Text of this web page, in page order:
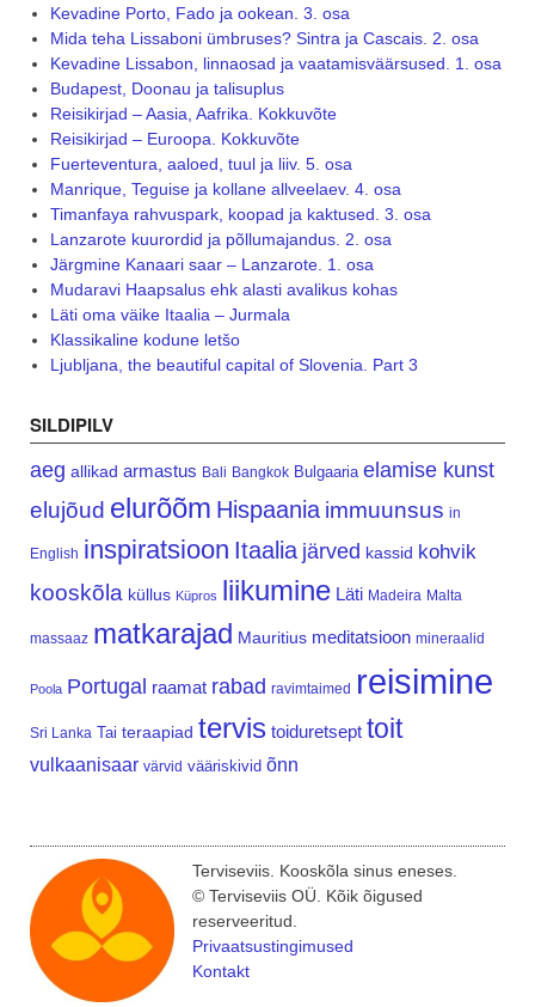
Kevadine Porto, Fado ja ookean. 3. osa
Mida teha Lissaboni ümbruses? Sintra ja Cascais. 2. osa
Kevadine Lissabon, linnaosad ja vaatamisväärsused. 1. osa
Budapest, Doonau ja talisuplus
Reisikirjad – Aasia, Aafrika. Kokkuvõte
Reisikirjad – Euroopa. Kokkuvõte
Fuerteventura, aaloed, tuul ja liiv. 5. osa
Manrique, Teguise ja kollane allveelaev. 4. osa
Timanfaya rahvuspark, koopad ja kaktused. 3. osa
Lanzarote kuurordid ja põllumajandus. 2. osa
Järgmine Kanaari saar – Lanzarote. 1. osa
Mudaravi Haapsalus ehk alasti avalikus kohas
Läti oma väike Itaalia – Jurmala
Klassikaline kodune letšo
Ljubljana, the beautiful capital of Slovenia. Part 3
SILDIPILV
aeg allikad armastus Bali Bangkok Bulgaaria elamise kunst
elujõud elurõõm Hispaania immuunsus in
English inspiratsioon Itaalia järved kassid kohvik
kooskõla küllus Küpros liikumine Läti Madeira Malta
massaaz matkarajad Mauritius meditatsioon mineraalid
Poola Portugal raamat rabad ravimtaimed reisimine
Sri Lanka Tai teraapiad tervis toiduretsept toit
vulkaanisaar värvid vääriskivid õnn
Terviseviis. Kooskõla sinus eneses.
© Terviseviis OÜ. Kõik õigused
reserveeritud.
Privaatsustingimused
Kontakt